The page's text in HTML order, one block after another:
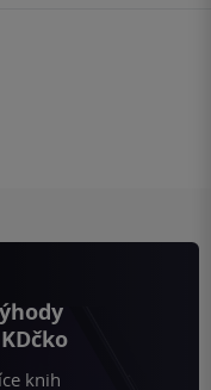
knih